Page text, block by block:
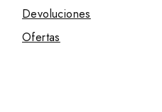
Devoluciones
Ofertas